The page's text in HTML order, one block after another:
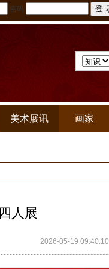
密码
美术展讯 画家
人展
2026-05-19 09:40:10